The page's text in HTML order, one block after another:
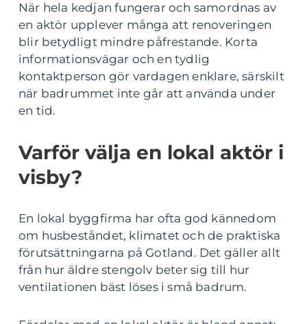
När hela kedjan fungerar och samordnas av
en aktör upplever många att renoveringen
blir betydligt mindre påfrestande. Korta
informationsvägar och en tydlig
kontaktperson gör vardagen enklare, särskilt
när badrummet inte går att använda under
en tid.
Varför välja en lokal aktör i
visby?
En lokal byggfirma har ofta god kännedom
om husbeståndet, klimatet och de praktiska
förutsättningarna på Gotland. Det gäller allt
från hur äldre stengolv beter sig till hur
ventilationen bäst löses i små badrum.